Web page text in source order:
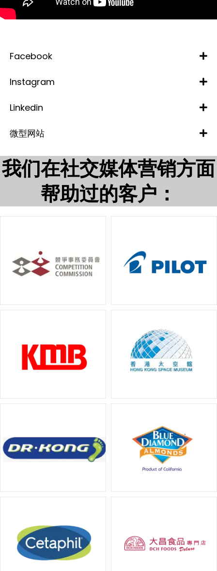
Facebook
Instagram
Linkedin
微型网站
我们在社交媒体营销方面
帮助过的客户：